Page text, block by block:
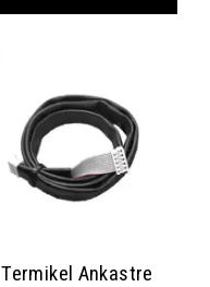
Termikel Ankastre